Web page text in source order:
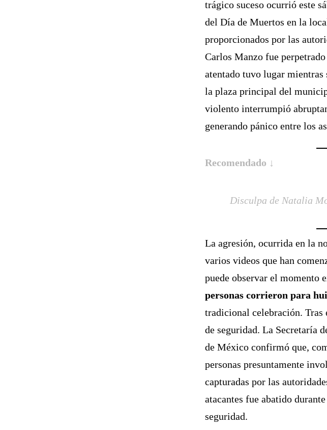
trágico suceso ocurrió este
del Día de Muertos en la
proporcionados por las
Carlos Manzo fue
atentado tuvo lugar mientras
la plaza principal del
violento interrumpió
generando pánico entre los
Recomendado ↓
Disculpa de Natalia
La agresión, ocurrida en la
varios videos que han
puede observar el momento
personas corrieron para
tradicional celebración. Tras
de seguridad. La Secretaría
de México confirmó que,
personas presuntamente
capturadas por las
atacantes fue abatido
seguridad.